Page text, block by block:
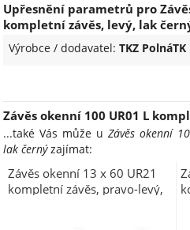
Upřesnění parametrů pro
kompletní závěs, levý, lak
Výrobce / dodavatel:TKZ PolnáTK
Závěs okenní 100 UR01 L
...také Vás může uZávěs okenní
lak černýzajímat:
Závěs okenní 13 x 60 UR21
kompletní závěs, pravo-levý,